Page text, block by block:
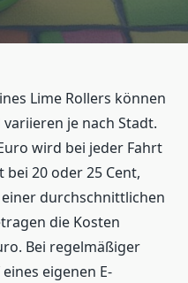
Lime Rollers können
je nach Stadt.
wird bei jeder Fahrt
20 oder 25 Cent,
durchschnittlichen
die Kosten
Bei regelmäßiger
eigenen E-